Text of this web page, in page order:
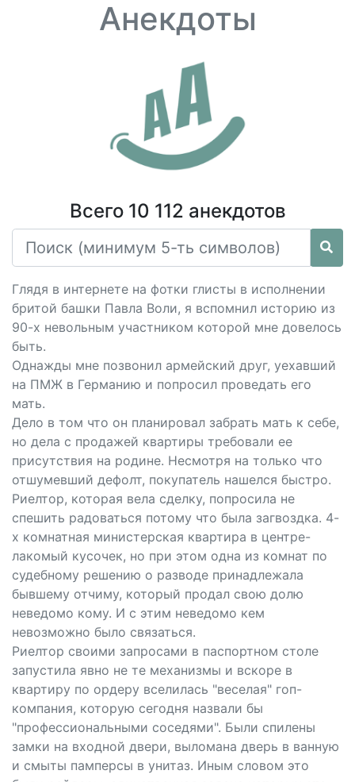
Анекдоты
Всего 10 112 анекдотов
Глядя в интернете на фотки глисты в исполнении
бритой башки Павла Воли, я вспомнил историю из
90-х невольным участником которой мне довелось
быть.
Однажды мне позвонил армейский друг, уехавший
на ПМЖ в Германию и попросил проведать его
мать.
Дело в том что он планировал забрать мать к себе,
но дела с продажей квартиры требовали ее
присутствия на родине. Несмотря на только что
отшумевший дефолт, покупатель нашелся быстро.
Риелтор, которая вела сделку, попросила не
спешить радоваться потому что была загвоздка. 4-
х комнатная министерская квартира в центре-
лакомый кусочек, но при этом одна из комнат по
судебному решению о разводе принадлежала
бывшему отчиму, который продал свою долю
неведомо кому. И с этим неведомо кем
невозможно было связаться.
Риелтор своими запросами в паспортном столе
запустила явно не те механизмы и вскоре в
квартиру по ордеру вселилась "веселая" гоп-
компания, которую сегодня назвали бы
"профессиональными соседями". Были спилены
замки на входной двери, выломана дверь в ванную
и смыты памперсы в унитаз. Иным словом это